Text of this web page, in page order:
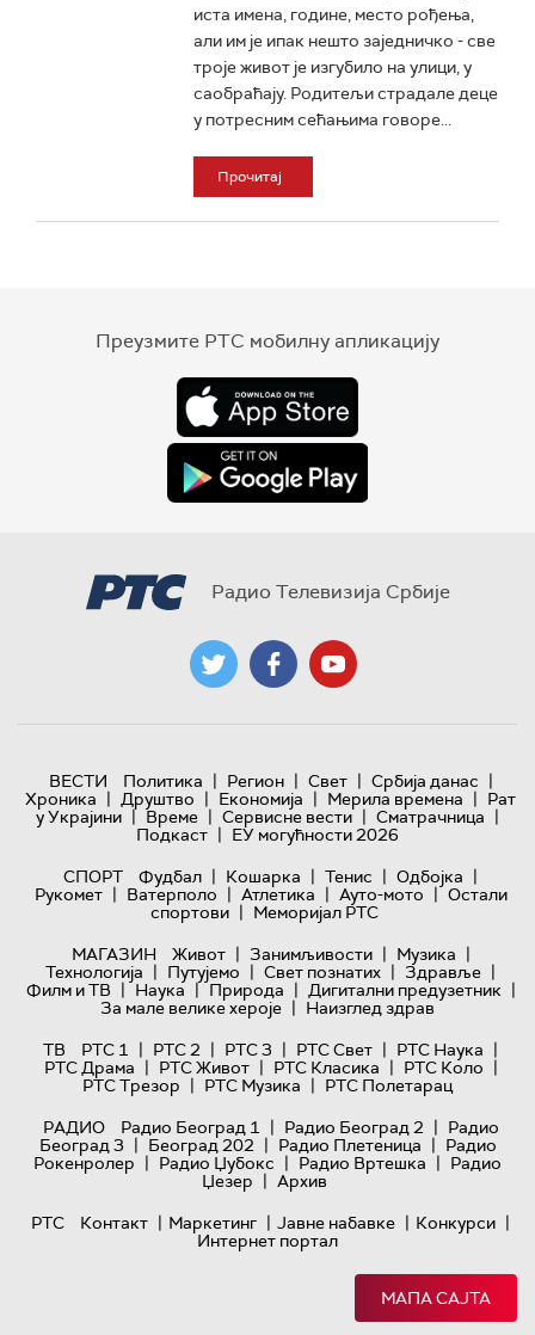
иста имена, године, место рођења,
али им је ипак нешто заједничко - све
троје живот је изгубило на улици, у
саобраћају. Родитељи страдале деце
у потресним сећањима говоре...
Прочитај
Преузмите РТС мобилну апликацију
Радио Телевизија Србије
ВЕСТИ Политика | Регион | Свет | Србија данас |
Хроника | Друштво | Економија | Мерила времена | Рат
у Украјини | Време | Сервисне вести | Сматрачница |
Подкаст | ЕУ могућности 2026
СПОРТ
Фудбал | Кошарка | Тенис | Одбојка |
Рукомет | Ватерполо | Атлетика | Ауто-мото | Остали
спортови | Меморијал РТС
МАГАЗИН
Живот | Занимљивости | Музика |
Технологијa | Путујемо | Свет познатих | Здравље |
Филм и ТВ | Наука | Природа | Дигитални предузетник |
За мале велике хероје | Наизглед здрав
ТВ
РТС 1 | РТС 2 | РТС 3 | РТС Свет | РТС Наука |
РТС Драма | РТС Живот | РТС Класика | РТС Коло |
РТС Трезор | РТС Музика | РТС Полетарац
РАДИО
Радио Београд 1 | Радио Београд 2 | Радио
Београд 3 | Београд 202 | Радио Плетеница | Радио
Рокенролер | Радио Џубокс | Радио Вртешка | Радио
Џезер | Архив
РТС
Контакт | Маркетинг | Јавне набавке | Конкурси |
Интернет портал
МАПА САЈТА